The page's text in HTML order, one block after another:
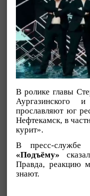
В ролике главы
Аургазинского
прославляют юг
Нефтекамск, в
курит».
В пресс-службе
«Подъёму»
Правда, реакцию
знают.